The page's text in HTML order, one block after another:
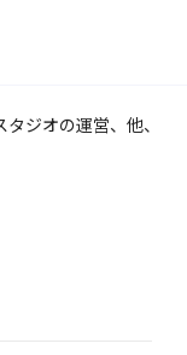
ジオの運営、他、